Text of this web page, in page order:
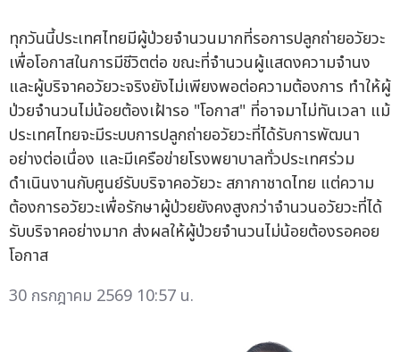
ทุกวันนี้ประเทศไทยมีผู้ป่วยจำนวนมากที่รอการปลูกถ่ายอวัยวะ
เพื่อโอกาสในการมีชีวิตต่อ ขณะที่จำนวนผู้แสดงความจำนง
และผู้บริจาคอวัยวะจริงยังไม่เพียงพอต่อความต้องการ ทำให้ผู้
ป่วยจำนวนไม่น้อยต้องเฝ้ารอ "โอกาส" ที่อาจมาไม่ทันเวลา แม้
ประเทศไทยจะมีระบบการปลูกถ่ายอวัยวะที่ได้รับการพัฒนา
อย่างต่อเนื่อง และมีเครือข่ายโรงพยาบาลทั่วประเทศร่วม
ดำเนินงานกับศูนย์รับบริจาคอวัยวะ สภากาชาดไทย แต่ความ
ต้องการอวัยวะเพื่อรักษาผู้ป่วยยังคงสูงกว่าจำนวนอวัยวะที่ได้
รับบริจาคอย่างมาก ส่งผลให้ผู้ป่วยจำนวนไม่น้อยต้องรอคอย
โอกาส
30 กรกฎาคม 2569 10:57 น.